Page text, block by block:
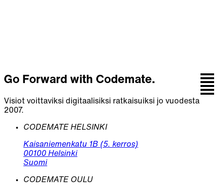
Go Forward with Codemate.
Visiot voittaviksi digitaalisiksi ratkaisuiksi jo vuodesta
2007.
CODEMATE HELSINKI
Kaisaniemenkatu 1B (5. kerros)
00100 Helsinki
Suomi
CODEMATE OULU